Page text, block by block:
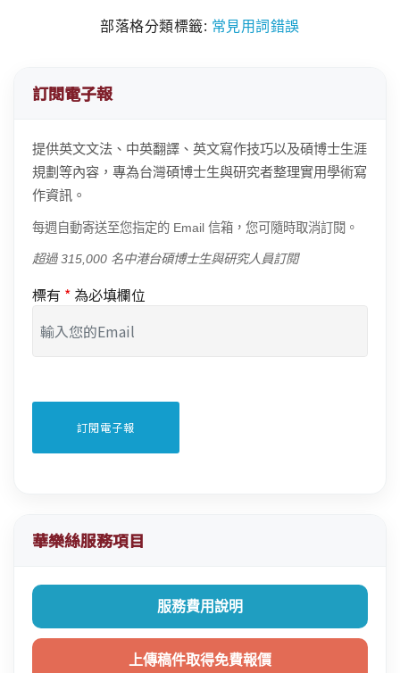
部落格分類標籤: 常見用詞錯誤
訂閱電子報
提供英文文法、中英翻譯、英文寫作技巧以及碩博士生涯
規劃等內容，專為台灣碩博士生與研究者整理實用學術寫
作資訊。
每週自動寄送至您指定的 Email 信箱，您可隨時取消訂閱。
超過 315,000 名中港台碩博士生與研究人員訂閱
標有 * 為必填欄位
華樂絲服務項目
服務費用說明
上傳稿件取得免費報價